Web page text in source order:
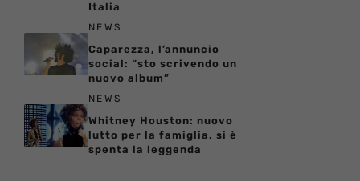
Italia
NEWS
Caparezza, l’annuncio
social: “sto scrivendo un
nuovo album”
NEWS
Whitney Houston: nuovo
lutto per la famiglia, si è
spenta la leggenda